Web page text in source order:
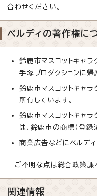
合わせください。
ベルディの著作権に
鈴鹿市マスコットキャラ
手塚プロダクションに帰
鈴鹿市マスコットキャラ
所有しています。
鈴鹿市マスコットキャラ
は、鈴鹿市の商標（登録
商業広告などにベルデ
ご不明な点は総合政策課
関連情報